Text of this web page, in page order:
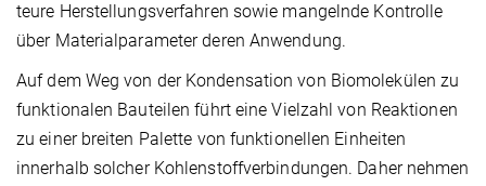
teure Herstellungsverfahren sowie mangelnde Kontrolle
über Materialparameter deren Anwendung.
Auf dem Weg von der Kondensation von Biomolekülen zu
funktionalen Bauteilen führt eine Vielzahl von Reaktionen
zu einer breiten Palette von funktionellen Einheiten
innerhalb solcher Kohlenstoffverbindungen. Daher nehmen